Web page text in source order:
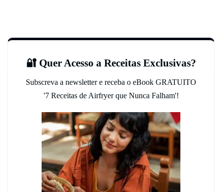
🔐 Quer Acesso a Receitas Exclusivas?
Subscreva a newsletter e receba o eBook GRATUITO
'7 Receitas de Airfryer que Nunca Falham'!